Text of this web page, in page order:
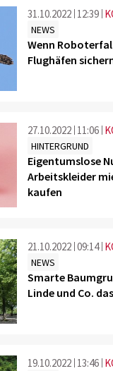
31.10.2022 12:39
NEWS
Wenn
Flughäfen
27.10.2022 11:06
HINTERGRUND
Eigentumslose
Arbeitskleider
kaufen
21.10.2022 09:14
NEWS
Smarte
Linde und Co.
19.10.2022 13:46